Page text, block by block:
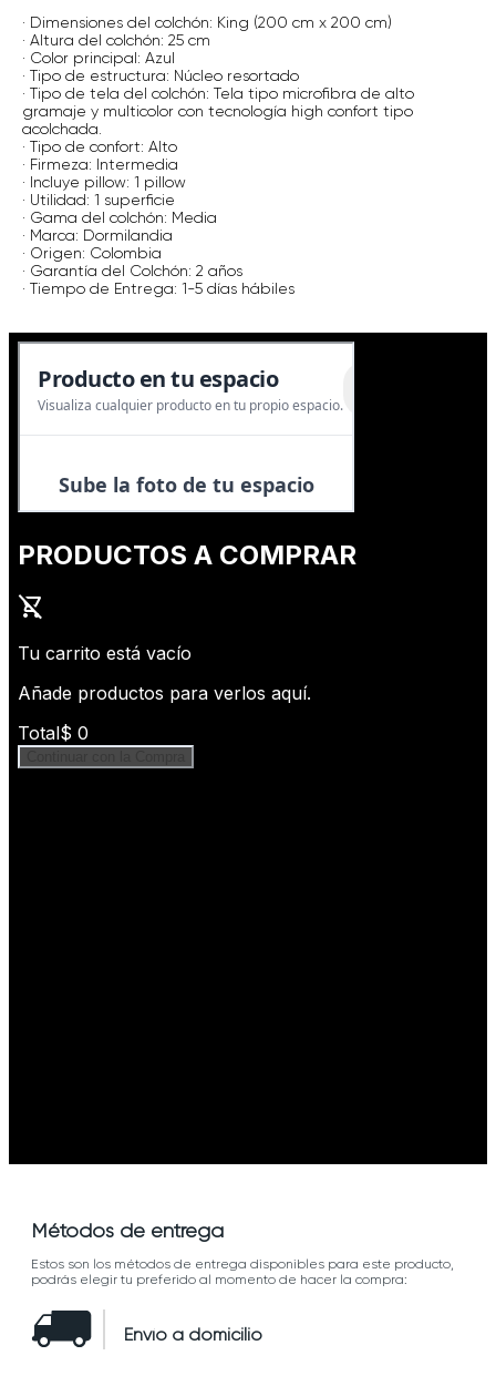
· Dimensiones del colchón: King (200 cm x 200 cm)
· Altura del colchón: 25 cm
· Color principal: Azul
· Tipo de estructura: Núcleo resortado
· Tipo de tela del colchón: Tela tipo microfibra de alto
gramaje y multicolor con tecnología high confort tipo
acolchada.
· Tipo de confort: Alto
· Firmeza: Intermedia
· Incluye pillow: 1 pillow
· Utilidad: 1 superficie
· Gama del colchón: Media
· Marca: Dormilandia
· Origen: Colombia
· Garantía del Colchón: 2 años
· Tiempo de Entrega: 1-5 días hábiles
Métodos de entrega
Estos son los métodos de entrega disponibles para este producto,
podrás elegir tu preferido al momento de hacer la compra:
Envío a domicilio